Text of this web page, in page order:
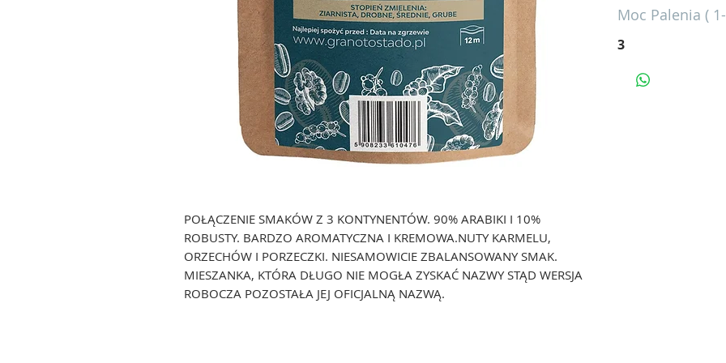
POŁĄCZENIE SMAKÓW Z 3 KONTYNENTÓW. 90% ARABIKI I 10%
ROBUSTY. BARDZO AROMATYCZNA I KREMOWA.NUTY KARMELU,
ORZECHÓW I PORZECZKI. NIESAMOWICIE ZBALANSOWANY SMAK.
MIESZANKA, KTÓRA DŁUGO NIE MOGŁA ZYSKAĆ NAZWY STĄD WERSJA
ROBOCZA POZOSTAŁA JEJ OFICJALNĄ NAZWĄ.
Moc Palenia (
3